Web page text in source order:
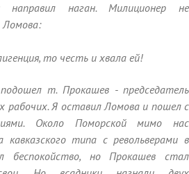
наган. Милиционер не
Ломова:
то честь и хвала ей!
т. Прокашев - председатель
рабочих. Я оставил Ломова и пошел с
Около Поморской мимо нас
кавказского типа с револьверами в
беспокойство, но Прокашев стал